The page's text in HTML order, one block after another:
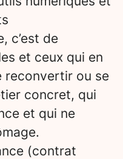
c’est de
et ceux qui en
reconvertir ou se
concret, qui
et qui ne
(contrat